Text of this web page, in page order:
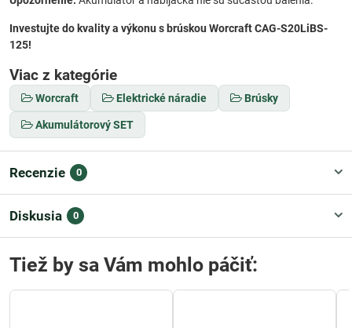
Investujte do kvality a výkonu s brúskou Worcraft CAG-S20LiBS-
125!
Viac z kategórie
Worcraft Elektrické náradie Brúsky
Akumulátorový SET
Recenzie 0
Diskusia 0
Tiež by sa Vám mohlo páčiť: